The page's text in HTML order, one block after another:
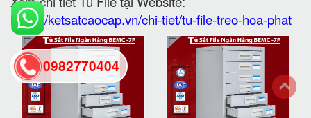
https://ketsatcaocap.vn/chi-tiet/tu-file-treo-hoa-phat
0982770404
back